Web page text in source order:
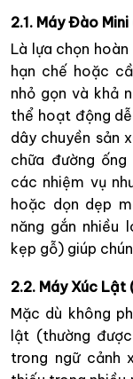
2.1. Máy Đào
Là lựa chọn
hạn chế hoặc
nhỏ gọn và khả
thể hoạt động
dây chuyền sản
chữa đường
các nhiệm vụ
hoặc dọn dẹp
năng gắn nhiều
kẹp gỗ) giúp
2.2. Máy Xúc
Mặc dù không
lật (thường
trong ngữ cảnh